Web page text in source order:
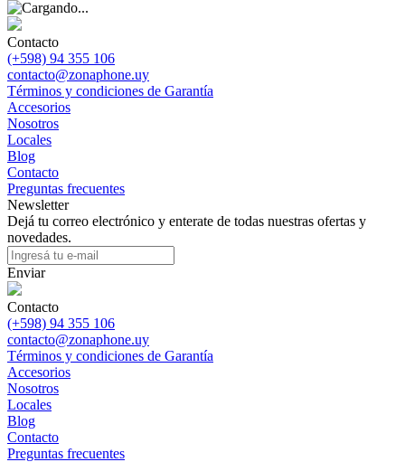
Contacto
(+598) 94 355 106
contacto@zonaphone.uy
Términos y condiciones de Garantía
Accesorios
Nosotros
Locales
Blog
Contacto
Preguntas frecuentes
Newsletter
Dejá tu correo electrónico y enterate de todas nuestras ofertas y
novedades.
Enviar
Contacto
(+598) 94 355 106
contacto@zonaphone.uy
Términos y condiciones de Garantía
Accesorios
Nosotros
Locales
Blog
Contacto
Preguntas frecuentes